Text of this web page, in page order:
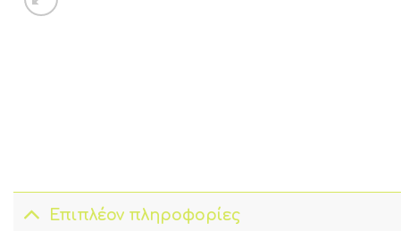
Επιπλέον πληροφορίες